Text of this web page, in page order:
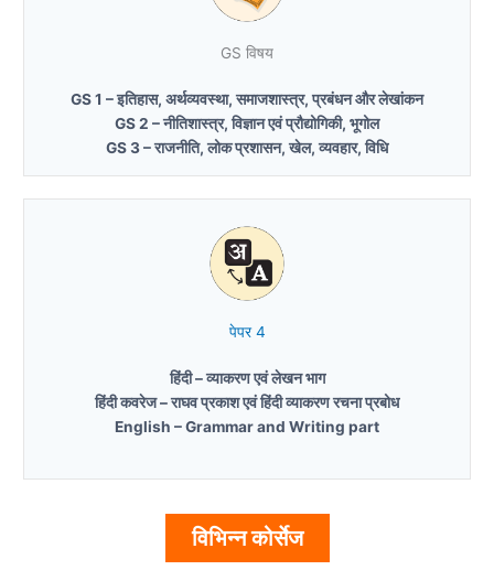
GS विषय
GS 1 – इतिहास, अर्थव्यवस्था, समाजशास्त्र, प्रबंधन और लेखांकन
GS 2 – नीतिशास्त्र, विज्ञान एवं प्रौद्योगिकी, भूगोल
GS 3 – राजनीति, लोक प्रशासन, खेल, व्यवहार, विधि
पेपर 4
हिंदी – व्याकरण एवं लेखन भाग
हिंदी कवरेज – राघव प्रकाश एवं हिंदी व्याकरण रचना प्रबोध
English – Grammar and Writing part
विभिन्न कोर्सेज